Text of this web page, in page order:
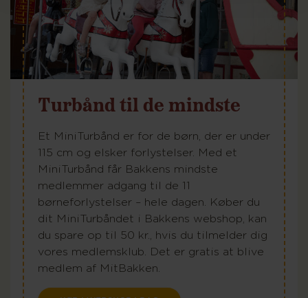
Turbånd til de mindste
Et MiniTurbånd er for de børn, der er under
115 cm og elsker forlystelser. Med et
MiniTurbånd får Bakkens mindste
medlemmer adgang til de 11
børneforlystelser – hele dagen. Køber du
dit MiniTurbåndet i Bakkens webshop, kan
du spare op til 50 kr., hvis du tilmelder dig
vores medlemsklub. Det er gratis at blive
medlem af MitBakken.